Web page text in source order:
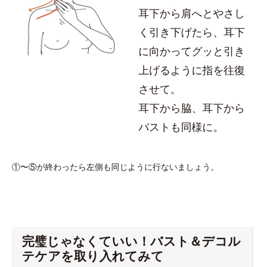
耳下から肩へとやさし
く引き下げたら、耳下
に向かってグッと引き
上げるように指を往復
させて。
耳下から脇、耳下から
バストも同様に。
①〜⑤が終わったら左側も同じように行ないましょう。
完璧じゃなくていい！バスト＆デコル
テケアを取り入れてみて